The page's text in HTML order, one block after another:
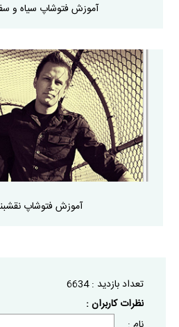
آموزش فتوشاپ سیاه و
آموزش فتوشاپ
تعداد بازديد :6634
نظرات كاربران :